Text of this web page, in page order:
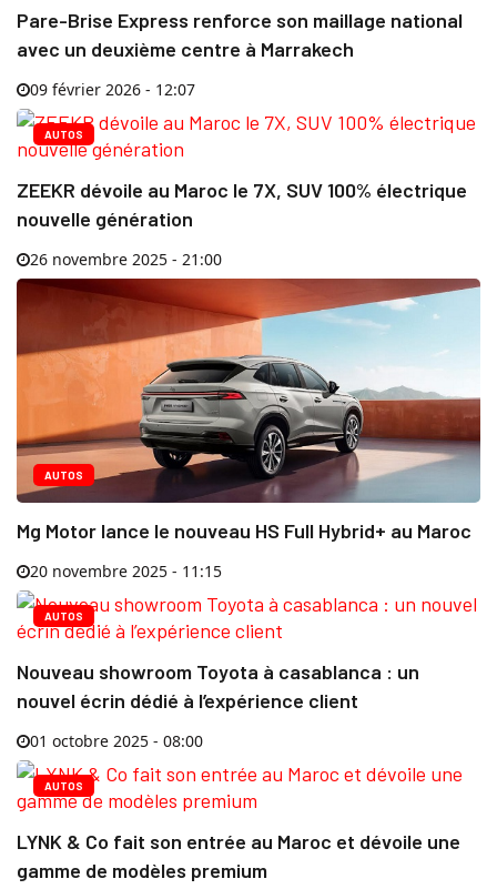
Pare-Brise Express renforce son maillage national
avec un deuxième centre à Marrakech
09 février 2026 - 12:07
AUTOS
ZEEKR dévoile au Maroc le 7X, SUV 100% électrique
nouvelle génération
26 novembre 2025 - 21:00
AUTOS
Mg Motor lance le nouveau HS Full Hybrid+ au Maroc
20 novembre 2025 - 11:15
AUTOS
Nouveau showroom Toyota à casablanca : un
nouvel écrin dédié à l’expérience client
01 octobre 2025 - 08:00
AUTOS
LYNK & Co fait son entrée au Maroc et dévoile une
gamme de modèles premium